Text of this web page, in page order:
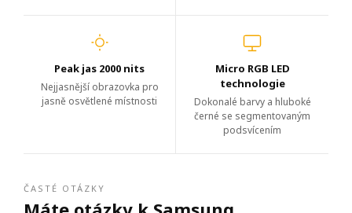
Peak jas 2000 nits
Nejjasnější obrazovka pro
jasně osvětlené místnosti
Micro RGB LED
technologie
Dokonalé barvy a hluboké
černé se segmentovaným
podsvícením
ČASTÉ OTÁZKY